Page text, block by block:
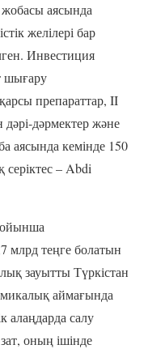
аясында
желілері бар
Инвестиция
шығару
препараттар, II
дәрі-дәрмектер және
аясында кемінде 150
– Abdi
млрд теңге болатын
зауытты Түркістан
аймағында
алаңдарда салу
оның ішінде